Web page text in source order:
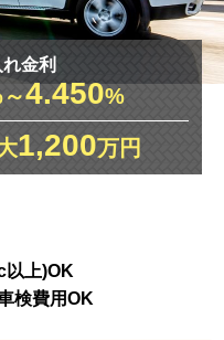
金利
4.450%
1,200万円
以上)OK
検費用OK